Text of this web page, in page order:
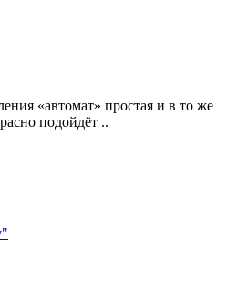
«автомат» простая и в то же
подойдёт ..